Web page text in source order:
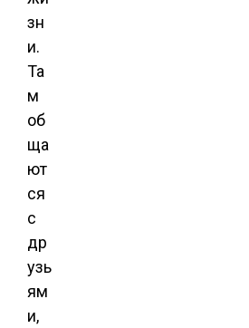
зн
и.
Та
м
об
ща
ют
ся
с
др
узь
ям
и,